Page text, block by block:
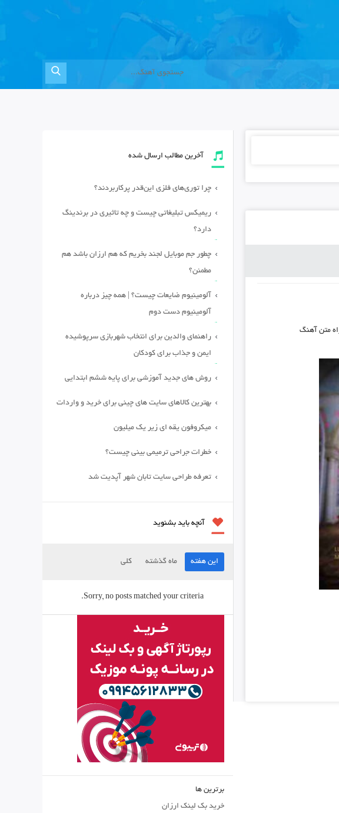
آخرین مطالب ارسال شده
چرا توری‌های فلزی این‌قدر پرکاربردند؟
ریمیکس تبلیغاتی چیست و چه تاثیری در برندینگ
دارد؟
چطور جم موبایل لجند بخریم که هم ارزان باشد هم
مطمئن؟
آلومینیوم ضایعات چیست؟ | همه چیز درباره
آلومینیوم دست دوم
راهنمای والدین برای انتخاب شهربازی سرپوشیده
ایمن و جذاب برای کودکان
روش های جدید آموزشی برای پایه ششم ابتدایی
بهترین کالاهای سایت های چینی برای خرید و واردات
میکروفون یقه ای زیر یک میلیون
خطرات جراحی ترمیمی بینی چیست؟
تعرفه طراحی سایت تابان شهر آپدیت شد
آنچه باید بشنوید
این هفته ماه گذشته کلی
Sorry, no posts matched your criteria.
برترین ها
خرید بک لینک ارزان